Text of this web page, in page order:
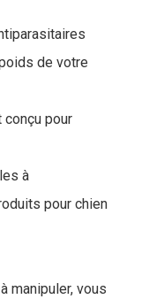
de votre
pour
à
pour chien
manipuler, vous